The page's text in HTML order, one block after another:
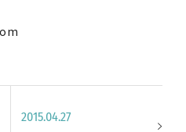
2015.04.27